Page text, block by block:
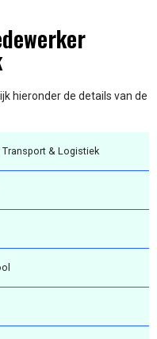
hieronder de details van de
Transport & Logistiek